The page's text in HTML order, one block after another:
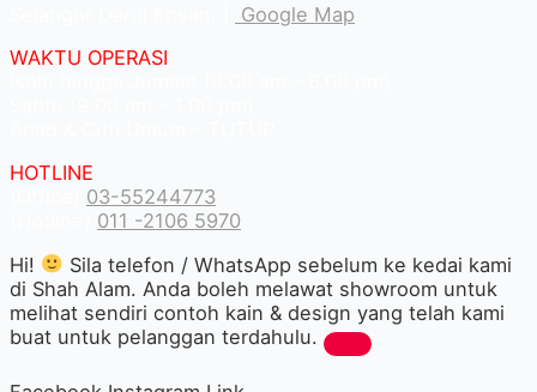
Google Map
WAKTU OPERASI
HOTLINE
03-55244773
011 -2106 5970
Hi!
Sila telefon / WhatsApp sebelum ke kedai kami
di Shah Alam. Anda boleh melawat showroom untuk
melihat sendiri contoh kain & design yang telah kami
buat untuk pelanggan terdahulu.